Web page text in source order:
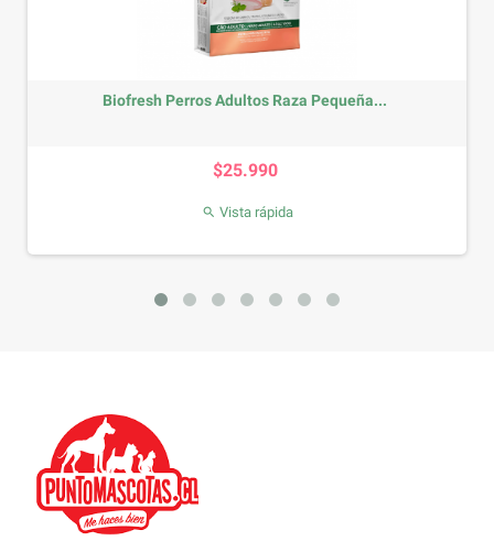
Biofresh Perros Adultos Raza Pequeña...
$25.990
 Vista rápida